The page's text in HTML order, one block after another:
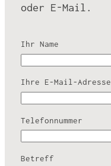
oder E-Mail.
Ihr Name
Ihre E-Mail-Adresse
Telefonnummer
Betreff